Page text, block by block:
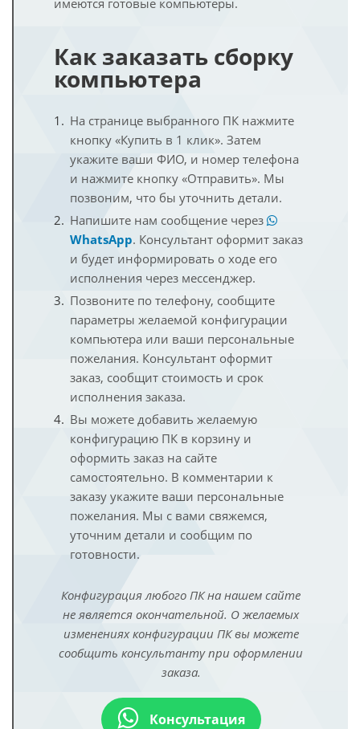
имеются готовые компьютеры.
Как заказать сборку
компьютера
На странице выбранного ПК нажмите
кнопку «Купить в 1 клик». Затем
укажите ваши ФИО, и номер телефона
и нажмите кнопку «Отправить». Мы
позвоним, что бы уточнить детали.
Напишите нам сообщение через
WhatsApp. Консультант оформит заказ
и будет информировать о ходе его
исполнения через мессенджер.
Позвоните по телефону, сообщите
параметры желаемой конфигурации
компьютера или ваши персональные
пожелания. Консультант оформит
заказ, сообщит стоимость и срок
исполнения заказа.
Вы можете добавить желаемую
конфигурацию ПК в корзину и
оформить заказ на сайте
самостоятельно. В комментарии к
заказу укажите ваши персональные
пожелания. Мы с вами свяжемся,
уточним детали и сообщим по
готовности.
Конфигурация любого ПК на нашем сайте
не является окончательной. О желаемых
изменениях конфигурации ПК вы можете
сообщить консультанту при оформлении
заказа.
Консультация